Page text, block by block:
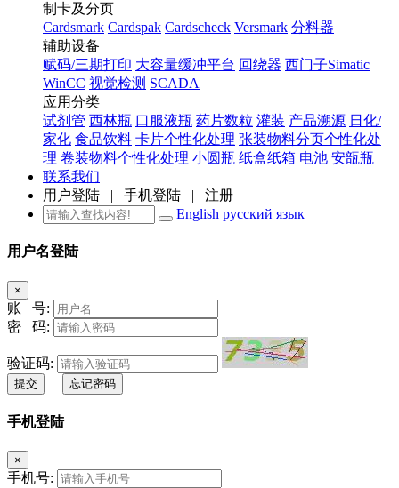
制卡及分页
Cardsmark Cardspak Cardscheck Versmark 分料器
辅助设备
赋码/三期打印 大容量缓冲平台 回绕器 西门子Simatic
WinCC 视觉检测 SCADA
应用分类
试剂管 西林瓶 口服液瓶 药片数粒 灌装 产品溯源 日化/
家化 食品饮料 卡片个性化处理 张装物料分页个性化处
理 卷装物料个性化处理 小圆瓶 纸盒纸箱 电池 安瓿瓶
联系我们
用户登陆 | 手机登陆 | 注册
English русский язык
用户名登陆
×
账 号:
密 码:
验证码:
提交 忘记密码
手机登陆
×
手机号: